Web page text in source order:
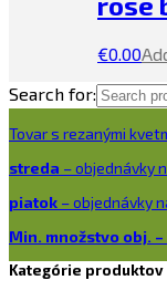
€0.00
Search for:
Tovar s rezanými
streda – objednávky
piatok – objednávky
Min. množstvo obj. –
Kategórie produktov